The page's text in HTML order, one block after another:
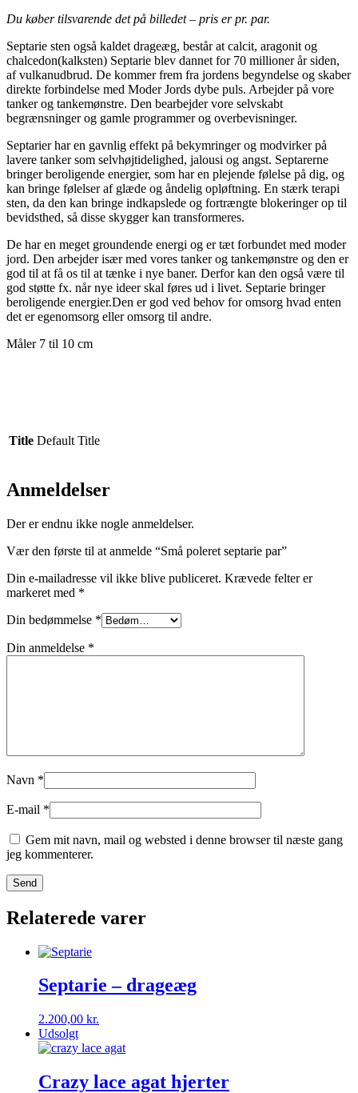
Du køber tilsvarende det på billedet – pris er pr. par.
Septarie sten også kaldet drageæg, består at calcit, aragonit og
chalcedon(kalksten) Septarie blev dannet for 70 millioner år siden,
af ​​vulkanudbrud. De kommer frem fra jordens begyndelse og skaber
direkte forbindelse med Moder Jords dybe puls. Arbejder på vore
tanker og tankemønstre. Den bearbejder vore selvskabt
begrænsninger og gamle programmer og overbevisninger.
Septarier har en gavnlig effekt på bekymringer og modvirker på
lavere tanker som selvhøjtidelighed, jalousi og angst. Septarerne
bringer beroligende energier, som har en plejende følelse på dig, og
kan bringe følelser af glæde og åndelig opløftning. En stærk terapi
sten, da den kan bringe indkapslede og fortrængte blokeringer op til
bevidsthed, så disse skygger kan transformeres.
De har en meget groundende energi og er tæt forbundet med moder
jord. Den arbejder især med vores tanker og tankemønstre og den er
god til at få os til at tænke i nye baner. Derfor kan den også være til
god støtte fx. når nye ideer skal føres ud i livet. Septarie bringer
beroligende energier.Den er god ved behov for omsorg hvad enten
det er egenomsorg eller omsorg til andre.
Måler 7 til 10 cm
Title Default Title
Anmeldelser
Der er endnu ikke nogle anmeldelser.
Vær den første til at anmelde “Små poleret septarie par”
Din e-mailadresse vil ikke blive publiceret. Krævede felter er
markeret med *
Din bedømmelse *
Din anmeldelse *
Navn *
E-mail *
Gem mit navn, mail og websted i denne browser til næste gang
jeg kommenterer.
Relaterede varer
Septarie – drageæg
2.200,00 kr.
Udsolgt
Crazy lace agat hjerter